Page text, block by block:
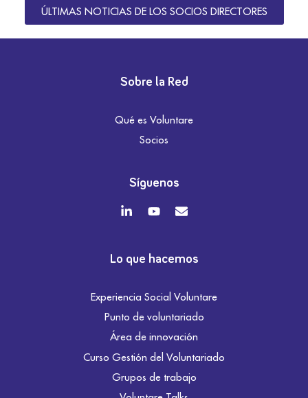
ÚLTIMAS NOTICIAS DE LOS SOCIOS DIRECTORES
Sobre la Red
Qué es Voluntare
Socios
Síguenos
Lo que hacemos
Experiencia Social Voluntare
Punto de voluntariado
Área de innovación
Curso Gestión del Voluntariado
Grupos de trabajo